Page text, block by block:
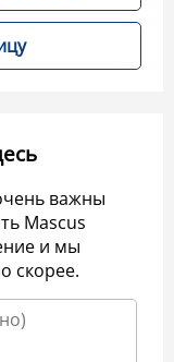
важны
Mascus
и мы
скорее.